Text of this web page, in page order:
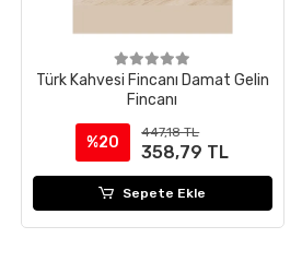
Türk Kahvesi Fincanı Damat Gelin
Fincanı
%20
447,18 TL
358,79 TL
Sepete Ekle